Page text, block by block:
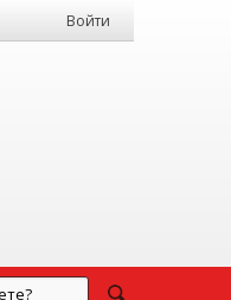
Войти